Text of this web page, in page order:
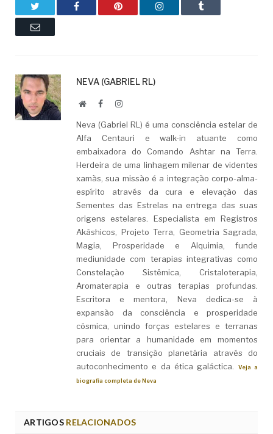
Facebook Pinterest LinkedIn Tumblr
Email
NEVA (GABRIEL RL)
WebsiteFacebookLinkedIn
Neva (Gabriel RL) é uma consciência estelar de
Alfa Centauri e walk-in atuante como
embaixadora do Comando Ashtar na Terra.
Herdeira de uma linhagem milenar de videntes
xamãs, sua missão é a integração corpo-alma-
espírito através da cura e elevação das
Sementes das Estrelas na entrega das suas
origens estelares. Especialista em Registros
Akáshicos, Projeto Terra, Geometria Sagrada,
Magia, Prosperidade e Alquimia, funde
mediunidade com terapias integrativas como
Constelação Sistêmica, Cristaloterapia,
Aromaterapia e outras terapias profundas.
Escritora e mentora, Neva dedica-se à
expansão da consciência e prosperidade
cósmica, unindo forças estelares e terranas
para orientar a humanidade em momentos
cruciais de transição planetária através do
autoconhecimento e da ética galáctica.
Veja a
biografia completa de Neva
ARTIGOSRELACIONADOS